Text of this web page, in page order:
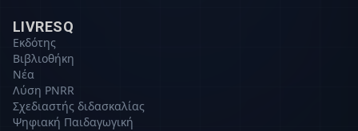
LIVRESQ
Εκδότης
Βιβλιοθήκη
Νέα
Λύση PNRR
Σχεδιαστής διδασκαλίας
Ψηφιακή Παιδαγωγική